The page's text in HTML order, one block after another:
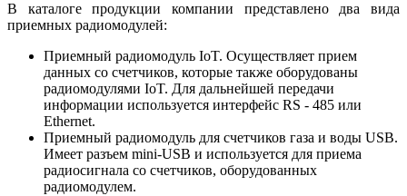
В каталоге продукции компании представлено два вида
приемных радиомодулей:
Приемный радиомодуль IoT. Осуществляет прием
данных со счетчиков, которые также оборудованы
радиомодулями IoT. Для дальнейшей передачи
информации используется интерфейс RS - 485 или
Ethernet.
Приемный радиомодуль для счетчиков газа и воды USB.
Имеет разъем mini-USB и используется для приема
радиосигнала со счетчиков, оборудованных
радиомодулем.